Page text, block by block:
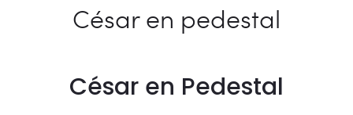
César en pedestal
César en Pedestal